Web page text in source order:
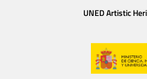
UNED Artistic